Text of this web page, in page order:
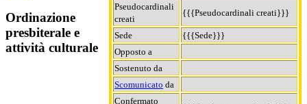
Pseudocardinali
creati
{{{Pseudocardinali creati}}}
Sede
{{{Sede}}}
Opposto a
Sostenuto da
Scomunicato da
Confermato
Ordinazione
presbiterale e
attività culturale